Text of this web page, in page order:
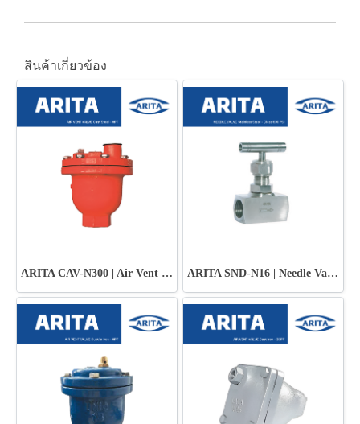
สินค้าเกี่ยวข้อง
ARITA CAV-N300 | Air Vent Valve Cast Steel ARITA SND-N16 | Needle Valve - Class 600 PSI